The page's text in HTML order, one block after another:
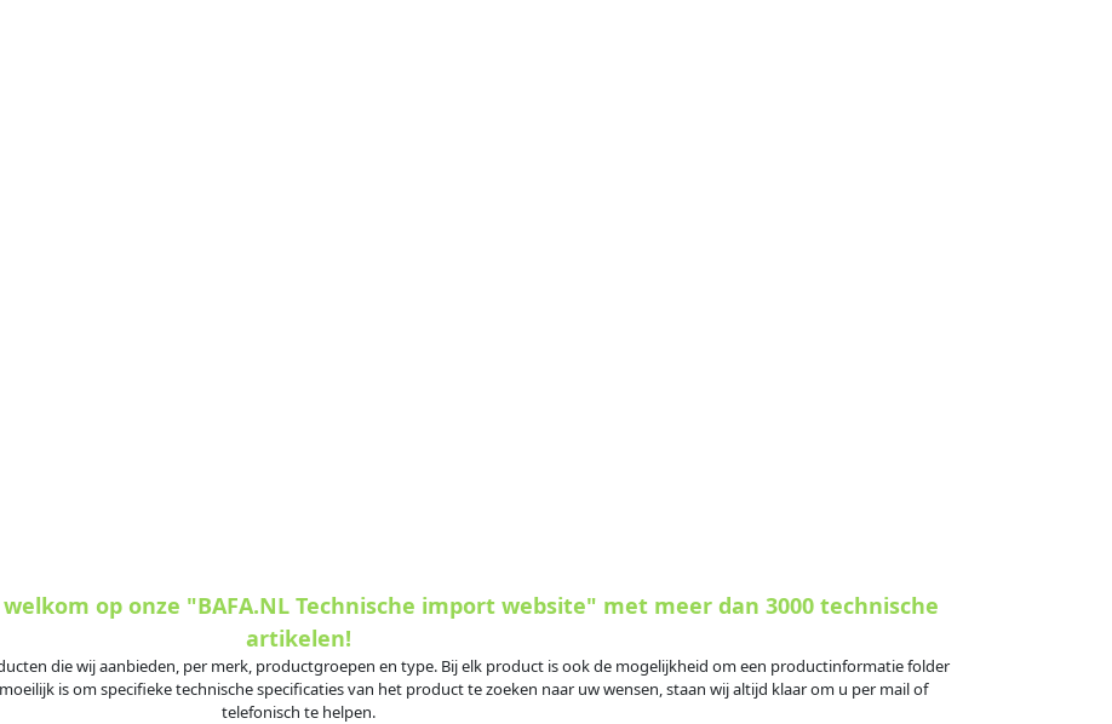
op onze "BAFA.NL Technische import website" met meer dan 3000 technische
artikelen!
die wij aanbieden, per merk, productgroepen en type. Bij elk product is ook de mogelijkheid om een productinformatie folder
is om specifieke technische specificaties van het product te zoeken naar uw wensen, staan wij altijd klaar om u per mail of
telefonisch te helpen.